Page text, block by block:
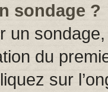
sondage ?
un
du
sur